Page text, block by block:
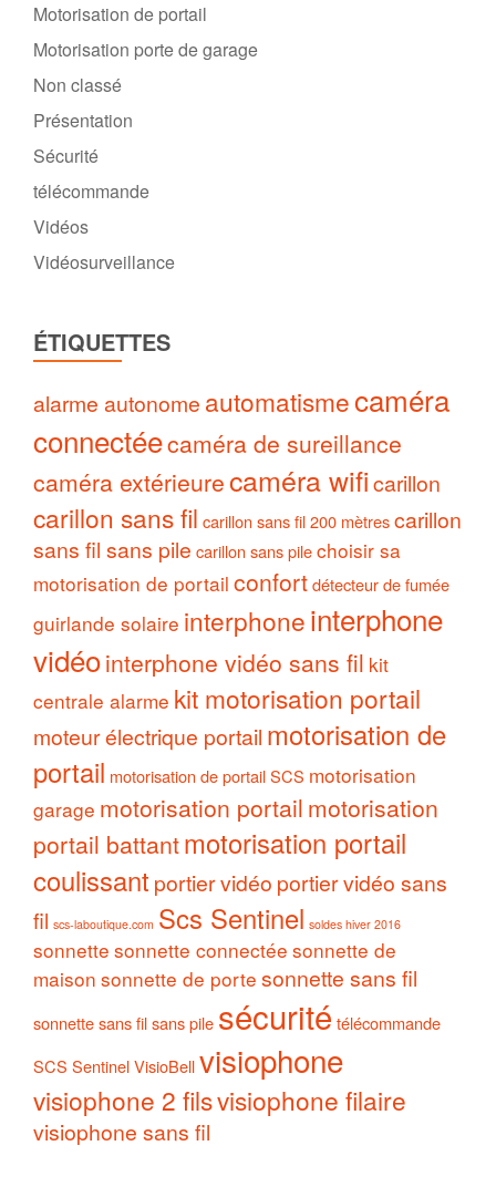
Motorisation de portail
Motorisation porte de garage
Non classé
Présentation
Sécurité
télécommande
Vidéos
Vidéosurveillance
ÉTIQUETTES
alarme autonome automatismecaméra
connectéecaméra de sureillance
caméra extérieurecaméra wificarillon
carillon sans fil carillon sans fil 200 mètrescarillon
sans fil sans pile carillon sans pilechoisir sa
motorisation de portail confortdétecteur de fumée
guirlande solaire interphoneinterphone
vidéointerphone vidéo sans fil kit
centrale alarme kit motorisation portail
moteur électrique portail motorisation de
portail motorisation de portail SCS motorisation
garage motorisation portail motorisation
portail battantmotorisation portail
coulissant portier vidéo portier vidéo sans
fil scs-laboutique.com Scs Sentinel soldes hiver 2016
sonnette sonnette connectée sonnette de
maison sonnette de porte sonnette sans fil
sonnette sans fil sans pile sécurité télécommande
SCS SentinelVisioBellvisiophone
visiophone 2 filsvisiophone filaire
visiophone sans fil